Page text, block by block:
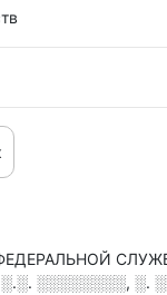
░░░░░░░░, ░.